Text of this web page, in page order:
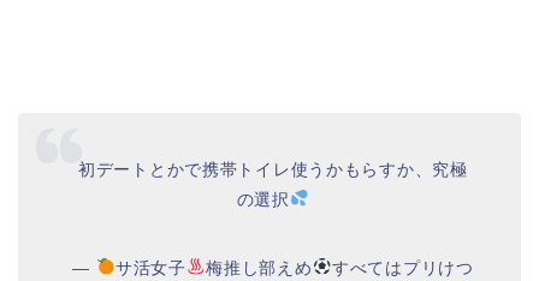
初デートとかで携帯トイレ使うかもらすか、究極
の選択
— サ活女子 梅推し部えめ
すべてはプリけつ